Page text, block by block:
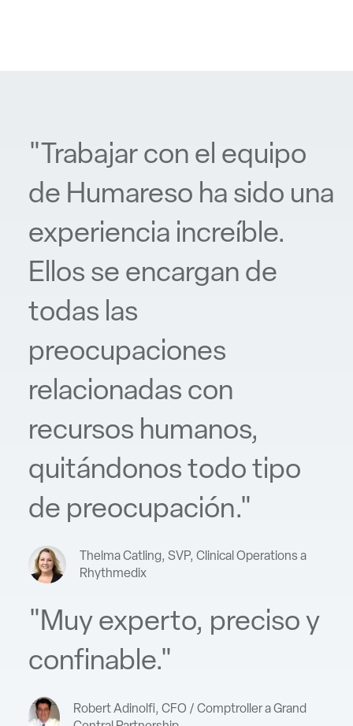
"Trabajar con el equipo
de Humareso ha sido una
experiencia increíble.
Ellos se encargan de
todas las
preocupaciones
relacionadas con
recursos humanos,
quitándonos todo tipo
de preocupación."
Thelma Catling, SVP, Clinical Operations a
Rhythmedix
"Muy experto, preciso y
confinable."
Robert Adinolfi, CFO / Comptroller a Grand